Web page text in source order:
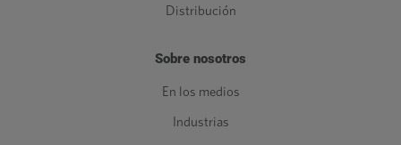
Distribución
Sobre nosotros
En los medios
Industrias